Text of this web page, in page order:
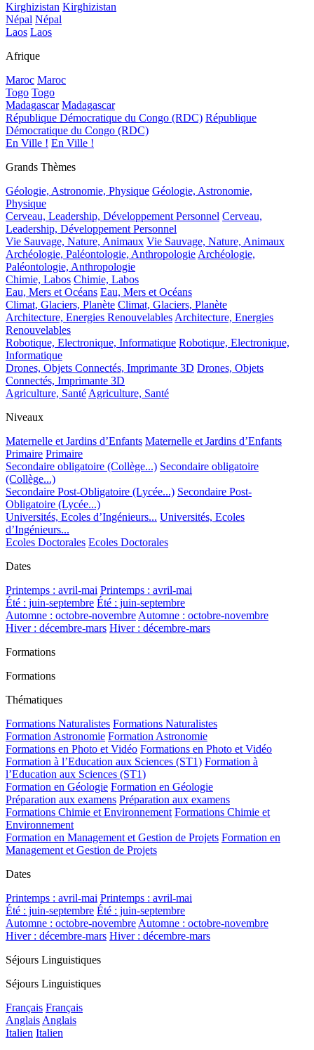
Kirghizistan Kirghizistan
Népal Népal
Laos Laos
Afrique
Maroc Maroc
Togo Togo
Madagascar Madagascar
République Démocratique du Congo (RDC) République
Démocratique du Congo (RDC)
En Ville ! En Ville !
Grands Thèmes
Géologie, Astronomie, Physique Géologie, Astronomie,
Physique
Cerveau, Leadership, Développement Personnel Cerveau,
Leadership, Développement Personnel
Vie Sauvage, Nature, Animaux Vie Sauvage, Nature, Animaux
Archéologie, Paléontologie, AnthropologieArchéologie,
Paléontologie, Anthropologie
Chimie, Labos Chimie, Labos
Eau, Mers et Océans Eau, Mers et Océans
Climat, Glaciers, Planète Climat, Glaciers, Planète
Architecture, Energies RenouvelablesArchitecture, Energies
Renouvelables
Robotique, Electronique, Informatique Robotique, Electronique,
Informatique
Drones, Objets Connectés, Imprimante 3D Drones, Objets
Connectés, Imprimante 3D
Agriculture, SantéAgriculture, Santé
Niveaux
Maternelle et Jardins d’Enfants Maternelle et Jardins d’Enfants
Primaire Primaire
Secondaire obligatoire (Collège...) Secondaire obligatoire
(Collège...)
Secondaire Post-Obligatoire (Lycée...) Secondaire Post-
Obligatoire (Lycée...)
Universités, Ecoles d’Ingénieurs... Universités, Ecoles
d’Ingénieurs...
Ecoles Doctorales Ecoles Doctorales
Dates
Printemps : avril-mai Printemps : avril-mai
Été : juin-septembre Été : juin-septembre
Automne : octobre-novembreAutomne : octobre-novembre
Hiver : décembre-mars Hiver : décembre-mars
Formations
Formations
Thématiques
Formations Naturalistes Formations Naturalistes
Formation Astronomie Formation Astronomie
Formations en Photo et Vidéo Formations en Photo et Vidéo
Formation à l’Education aux Sciences (ST1) Formation à
l’Education aux Sciences (ST1)
Formation en Géologie Formation en Géologie
Préparation aux examens Préparation aux examens
Formations Chimie et Environnement Formations Chimie et
Environnement
Formation en Management et Gestion de Projets Formation en
Management et Gestion de Projets
Dates
Printemps : avril-mai Printemps : avril-mai
Été : juin-septembre Été : juin-septembre
Automne : octobre-novembreAutomne : octobre-novembre
Hiver : décembre-mars Hiver : décembre-mars
Séjours Linguistiques
Séjours Linguistiques
Français Français
AnglaisAnglais
Italien Italien